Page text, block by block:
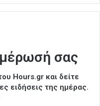
σας
Hours.gr και δείτε
ειδήσεις της ημέρας.